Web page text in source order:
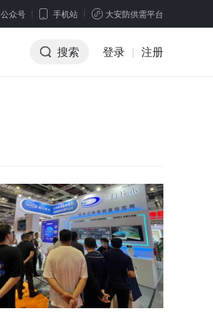
公众号 手机站 大安防供需平台
搜索 登录 | 注册